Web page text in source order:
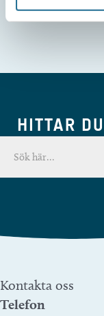
HITTAR
Kontakta oss
Telefon